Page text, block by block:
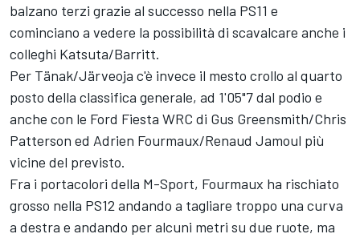
balzano terzi grazie al successo nella PS11 e
cominciano a vedere la possibilità di scavalcare anche i
colleghi Katsuta/Barritt.
Per Tänak/Järveoja c'è invece il mesto crollo al quarto
posto della classifica generale, ad 1'05"7 dal podio e
anche con le Ford Fiesta WRC di Gus Greensmith/Chris
Patterson ed Adrien Fourmaux/Renaud Jamoul più
vicine del previsto.
Fra i portacolori della M-Sport, Fourmaux ha rischiato
grosso nella PS12 andando a tagliare troppo una curva
a destra e andando per alcuni metri su due ruote, ma